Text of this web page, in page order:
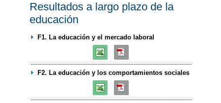
Resultados a largo plazo de la
educación
F1. La educación y el mercado laboral
F2. La educación y los comportamientos sociales